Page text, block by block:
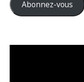
Abonnez-vous